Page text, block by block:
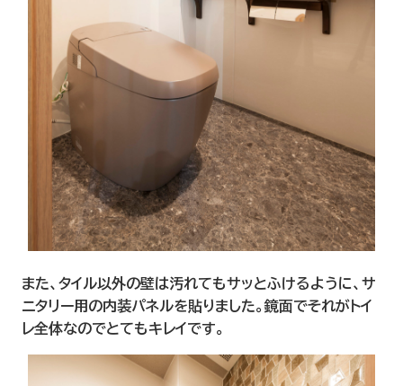
また、タイル以外の壁は汚れてもサッとふけるように、サ
ニタリー用の内装パネルを貼りました。鏡面でそれがトイ
レ全体なのでとてもキレイです。